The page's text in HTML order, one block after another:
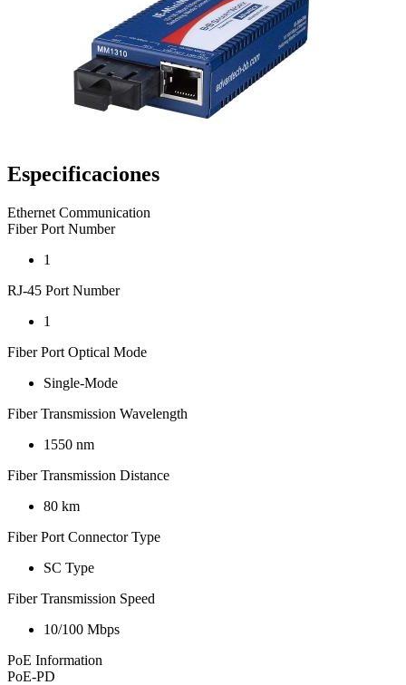
Especificaciones
Ethernet Communication
Fiber Port Number
1
RJ-45 Port Number
1
Fiber Port Optical Mode
Single-Mode
Fiber Transmission Wavelength
1550 nm
Fiber Transmission Distance
80 km
Fiber Port Connector Type
SC Type
Fiber Transmission Speed
10/100 Mbps
PoE Information
PoE-PD